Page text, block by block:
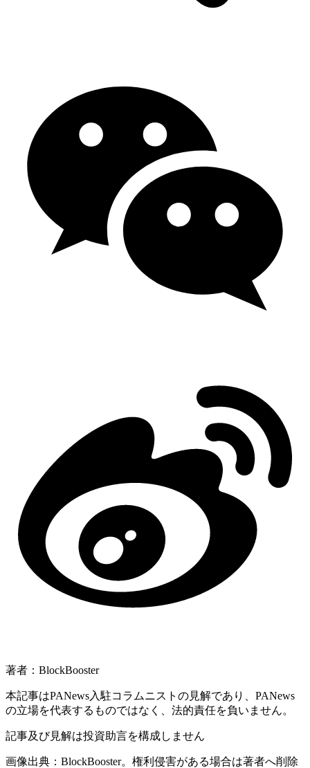
著者：BlockBooster
本記事はPANews入駐コラムニストの見解であり、PANews
の立場を代表するものではなく、法的責任を負いません。
記事及び見解は投資助言を構成しません
画像出典：BlockBooster。権利侵害がある場合は著者へ削除